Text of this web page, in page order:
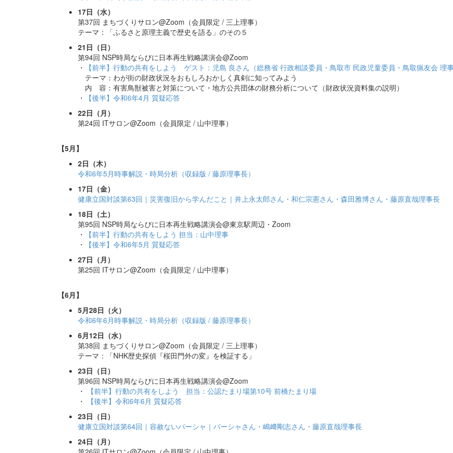
17日（水）
第37回 まちづくりサロン@Zoom（会員限定 / 三上理事）
テーマ：「ふるさと原理主義で歴史を語る」のその５
21日（日）
第94回 NSP時局ならびに日本再生戦略講演会@Zoom
・
【前半】行動の共有をしよう ゲスト：児島 良さん（総務省 行政相談委員・鳥取市 民政児童委員・鳥取猟友会 理
テーマ：わが街の財政状況をおもしろおかしく真剣に知ってみよう
内 容：有害鳥獣被害と対策について・地方公共団体の財務分析について（財政状況資料集の説明）
・
【後半】令和6年4月 質疑応答
22日（月）
第24回 ITサロン@Zoom（会員限定 / 山中理事）
【5月】
2日（木）
令和6年5月時事解説・時局分析（収録版 / 藤原理事長）
17日（金）
健康立国対談第63回｜災害復旧から学んだこと｜井上永太郎さん・和仁宗憲さん・森田雅博さん・藤原直哉理事長
18日（土）
第95回 NSP時局ならびに日本再生戦略講演会@東京駅周辺・Zoom
・
【前半】行動の共有をしよう 担当：山中理事
・
【後半】令和6年5月 質疑応答
27日（月）
第25回 ITサロン@Zoom（会員限定 / 山中理事）
【6月】
5月28日（火）
令和6年6月時事解説・時局分析（収録版 / 藤原理事長）
6月12日（水）
第38回 まちづくりサロン@Zoom（会員限定 / 三上理事）
テーマ：「NHK歴史探偵『桜田門外の変』を検証する」
23日（日）
第96回 NSP時局ならびに日本再生戦略講演会@Zoom
・
【前半】行動の共有をしよう 担当：公認たまり場第10号 前橋たまり場
・
【後半】令和6年6月 質疑応答
23日（日）
健康立国対談第64回｜容赦ないパーシャ｜パーシャさん・嶋﨑剛志さん・藤原直哉理事長
24日（月）